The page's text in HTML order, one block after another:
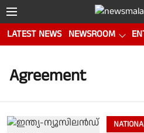
LATEST NEWS NEWSROOM
Agreement